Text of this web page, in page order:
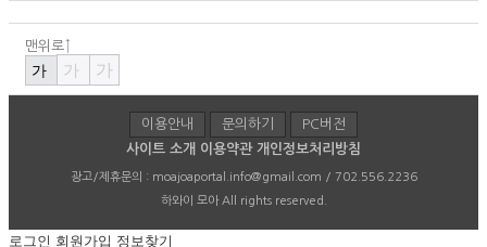
맨위로↑
가 가 가
이용안내 문의하기
PC버전
사이트 소개 이용약관 개인정보처리방침
광고/제휴문의 : moajoaportal.info@gmail.com / 702.556.2236
하와이 모아 All rights reserved.
로그인 회원가입 정보찾기